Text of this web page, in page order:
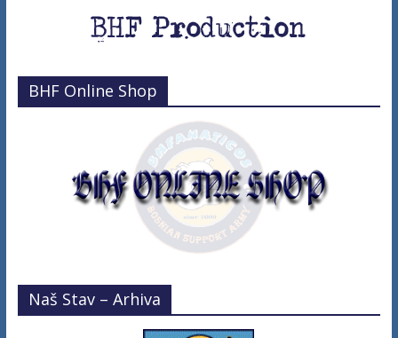
BHF Online Shop
Naš Stav – Arhiva